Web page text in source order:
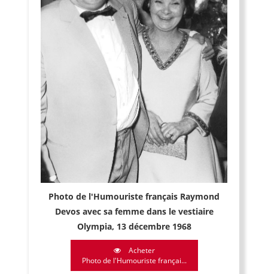
Photo de l'Humouriste français Raymond
Devos avec sa femme dans le vestiaire
Olympia, 13 décembre 1968
Acheter
Photo de l'Humouriste françai...